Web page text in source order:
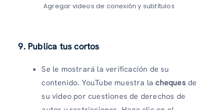
Agregar videos de conexión y subtítulos
9. Publica tus cortos
Se le mostrará la verificación de su
contenido. YouTube muestra lachequesde
su video por cuestiones de derechos de